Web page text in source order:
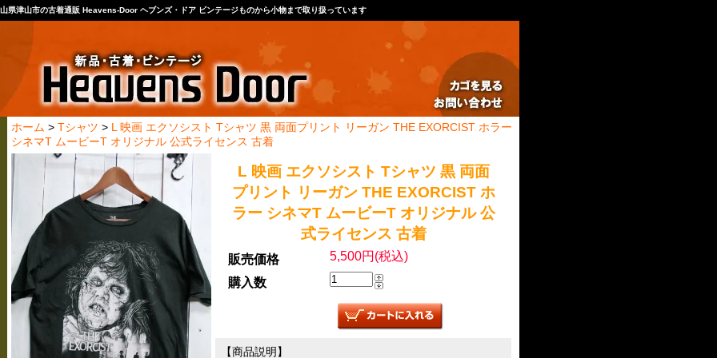
県津山市の古着通販 Heavens-Door ヘブンズ・ドア ビンテージものから小物まで取り扱っています
ホーム > Tシャツ > L 映画 エクソシスト Tシャツ 黒 両面プリント リーガン THE EXORCIST ホラー
シネマT ムービーT オリジナル 公式ライセンス 古着
L 映画 エクソシスト Tシャツ 黒 両面
プリント リーガン THE EXORCIST ホ
ラー シネマT ムービーT オリジナル 公
式ライセンス 古着
販売価格
5,500円(税込)
購入数
【商品説明】